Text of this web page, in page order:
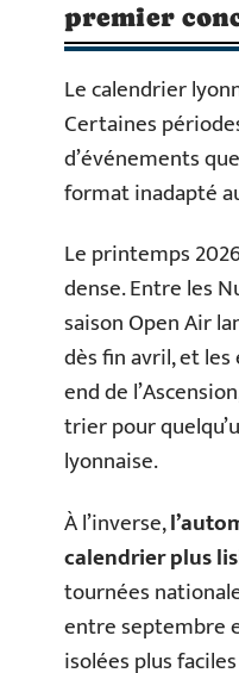
premier
Le calendrier
Certaines
d’événements
format inadapté
Le printemps
dense. Entre les
saison Open Air
dès fin avril, et
end de
trier pour
lyonnaise.
À l’inverse,
calendrier plus
tournées
entre septembre
isolées plus